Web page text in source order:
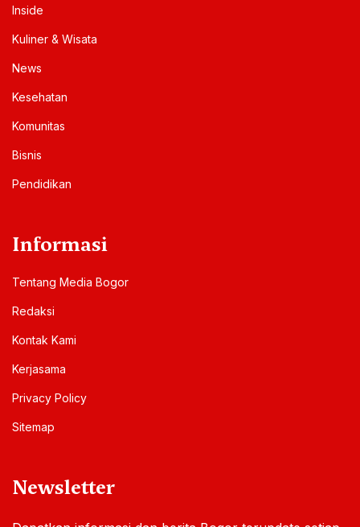
Inside
Kuliner & Wisata
News
Kesehatan
Komunitas
Bisnis
Pendidikan
Informasi
Tentang Media Bogor
Redaksi
Kontak Kami
Kerjasama
Privacy Policy
Sitemap
Newsletter